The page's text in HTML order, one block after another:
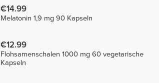
€14.99
Melatonin 1,9 mg 90 Kapseln
€12.99
Flohsamenschalen 1000 mg 60 vegetarische
Kapseln